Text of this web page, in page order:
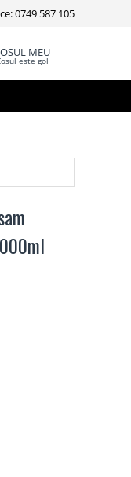
0749 587 105
MEU
este gol